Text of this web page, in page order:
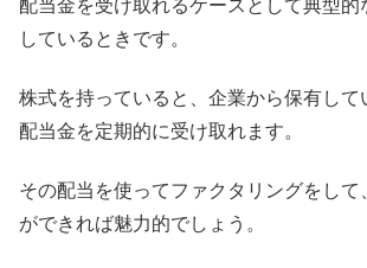
配当金を受け取れるケースとして典型的
しているときです。
株式を持っていると、企業から保有して
配当金を定期的に受け取れます。
その配当を使ってファクタリングをして
ができれば魅力的でしょう。